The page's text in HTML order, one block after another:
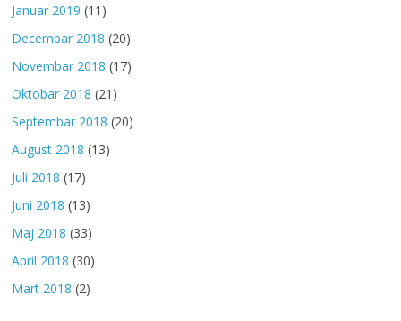
Januar 2019 (11)
Decembar 2018 (20)
Novembar 2018 (17)
Oktobar 2018 (21)
Septembar 2018 (20)
August 2018 (13)
Juli 2018 (17)
Juni 2018 (13)
Maj 2018 (33)
April 2018 (30)
Mart 2018 (2)